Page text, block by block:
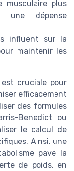
musculaire plus
une dépense
influent sur la
maintenir les
cruciale pour
efficacement
des formules
Benedict ou
le calcul de
Ainsi, une
pave la
de poids, en